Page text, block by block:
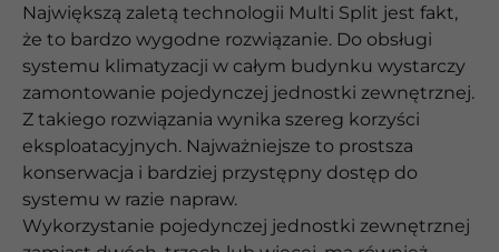
Największą zaletą technologii Multi Split jest fakt,
że to bardzo wygodne rozwiązanie. Do obsługi
systemu klimatyzacji w całym budynku wystarczy
zamontowanie pojedynczej jednostki zewnętrznej.
Z takiego rozwiązania wynika szereg korzyści
eksploatacyjnych. Najważniejsze to prostsza
konserwacja i bardziej przystępny dostęp do
systemu w razie napraw.
Wykorzystanie pojedynczej jednostki zewnętrznej